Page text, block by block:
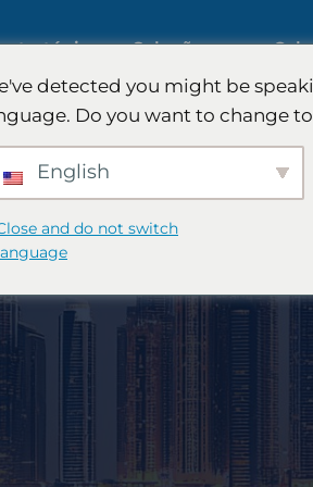
Soluções
de IA
do
FinTech
Pesquisa
internacional
Pesquisa
quantitativa
detected you might be
Do you want to change
English
and do not switch